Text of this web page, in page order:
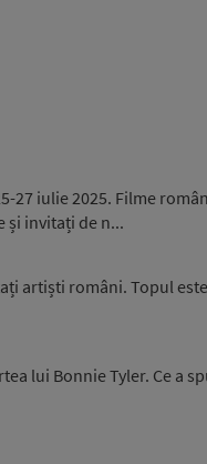
27 iulie 2025. Filme
și invitați de n...
artiști români. Topul
lui Bonnie Tyler. Ce a